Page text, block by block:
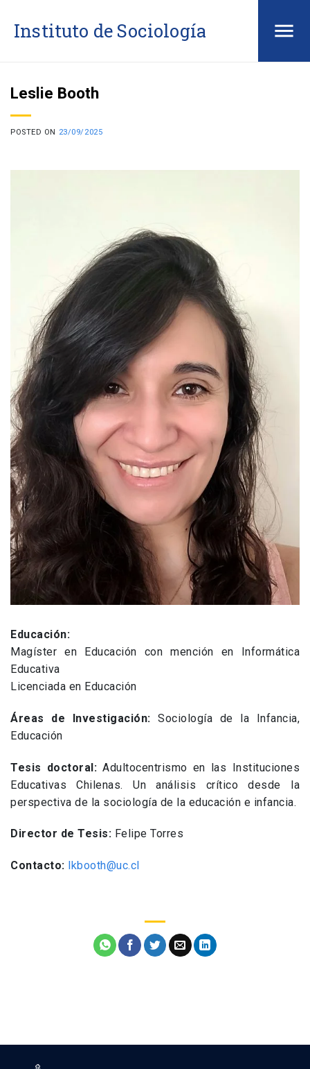
Instituto de Sociología
Leslie Booth
POSTED ON 23/09/2025
Educación:
Magíster en Educación con mención en Informática
Educativa
Licenciada en Educación
Áreas de Investigación: Sociología de la Infancia,
Educación
Tesis doctoral:Adultocentrismo en las Instituciones
Educativas Chilenas. Un análisis crítico desde la
perspectiva de la sociología de la educación e infancia.
Director de Tesis: Felipe Torres
Contacto: lkbooth@uc.cl